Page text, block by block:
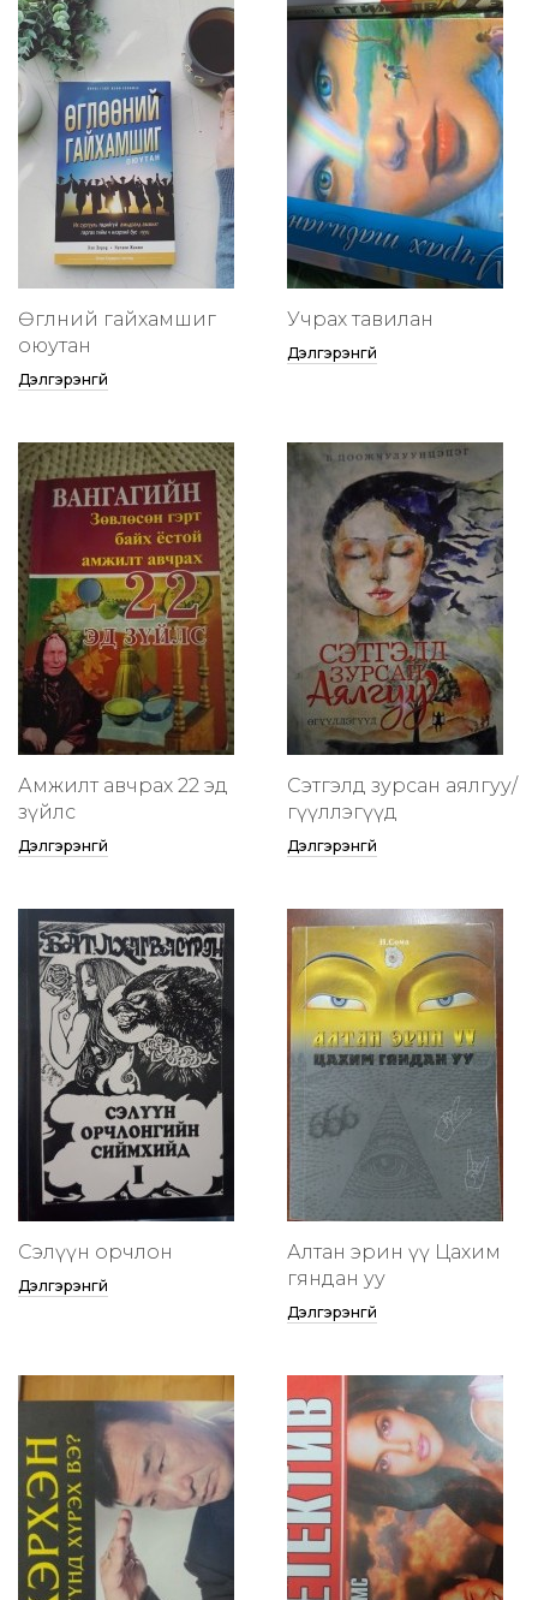
Өглөөний гайхамшиг
оюутан
Дэлгэрэнгүй
Учрах тавилан
Дэлгэрэнгүй
Амжилт авчрах 22 эд
зүйлс
Дэлгэрэнгүй
Сэтгэлд зурсан аялгуу/
өгүүллэгүүд
Дэлгэрэнгүй
Сэлүүн орчлон
Дэлгэрэнгүй
Алтан эрин үү Цахим
гяндан уу
Дэлгэрэнгүй